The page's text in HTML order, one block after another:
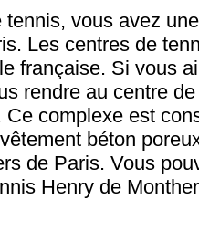
vous avez
Les centres de
française. Si vous
rendre au centre
complexe est
béton
de Paris. Vous
Henry de